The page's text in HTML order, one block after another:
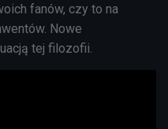
fanów, czy to na
Nowe
tej filozofii.